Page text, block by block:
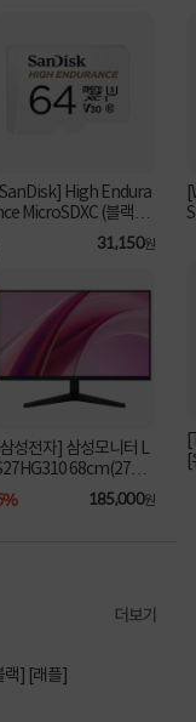
[SanDisk] High Endura
MicroSDXC (블랙박
스&CCTV전용) 64GB
[어댑터포함] [SDSQQN
31,150원
[삼성전자] 삼성모니터 L
68cm(27인
) FHD IPS 144Hz 사무
▶ LS27F322 후속 모
185,000원
더보기
] [래플]